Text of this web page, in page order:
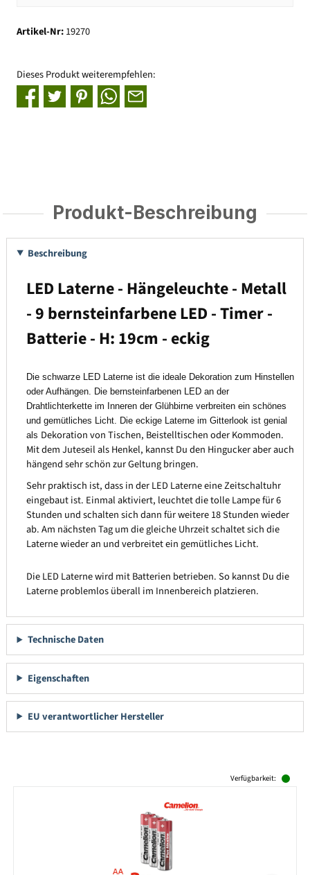
Artikel-Nr:19270
Dieses Produkt weiterempfehlen:
Produkt-Beschreibung
Beschreibung
LED Laterne - Hängeleuchte - Metall
- 9 bernsteinfarbene LED - Timer -
Batterie - H: 19cm - eckig
Die schwarze LED Laterne ist die ideale Dekoration zum Hinstellen
oder Aufhängen. Die bernsteinfarbenen LED an der
Drahtlichterkette im Inneren der Glühbirne verbreiten ein schönes
und gemütliches Licht. Die eckige Laterne im Gitterlook ist genial
als Dekoration von Tischen, Beistelltischen oder Kommoden.
Mit dem Juteseil als Henkel, kannst Du den Hingucker aber auch
hängend sehr schön zur Geltung bringen.
Sehr praktisch ist, dass in der LED Laterne eine Zeitschaltuhr
eingebaut ist. Einmal aktiviert, leuchtet die tolle Lampe für 6
Stunden und schalten sich dann für weitere 18 Stunden wieder
ab. Am nächsten Tag um die gleiche Uhrzeit schaltet sich die
Laterne wieder an und verbreitet ein gemütliches Licht.
Die LED Laterne wird mit Batterien betrieben. So kannst Du die
Laterne problemlos überall im Innenbereich platzieren.
Technische Daten
Eigenschaften
EU verantwortlicher Hersteller
Verfügbarkeit: